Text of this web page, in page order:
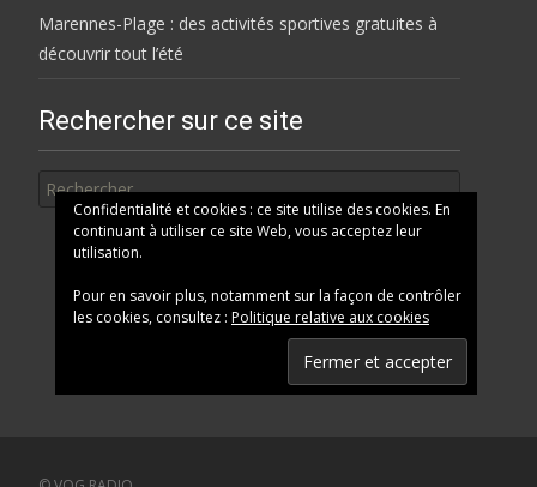
Marennes-Plage : des activités sportives gratuites à
découvrir tout l’été
Rechercher sur ce site
Confidentialité et cookies : ce site utilise des cookies. En
continuant à utiliser ce site Web, vous acceptez leur
utilisation.
Pour en savoir plus, notamment sur la façon de contrôler
les cookies, consultez : Politique relative aux cookies